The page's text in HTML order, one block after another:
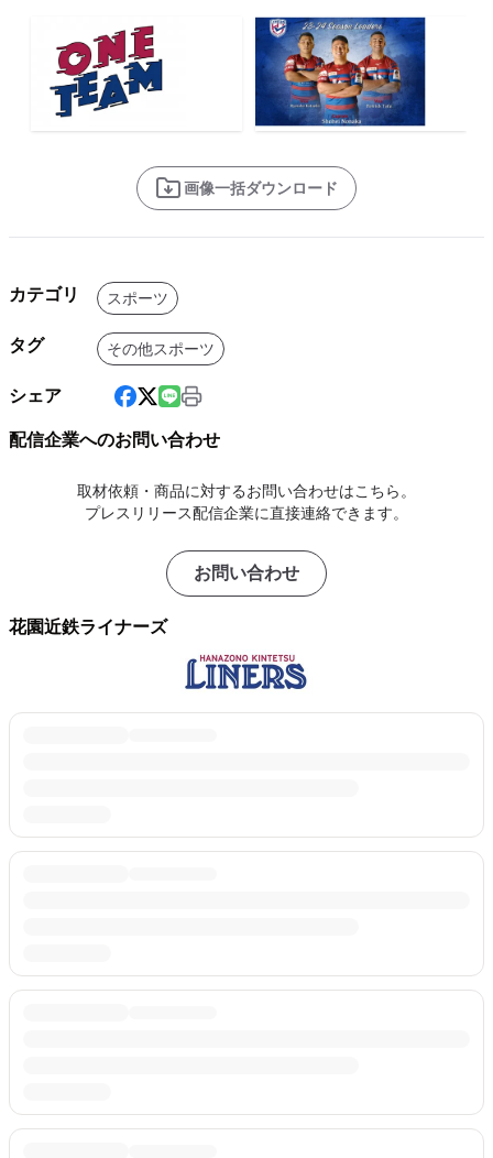
画像一括ダウンロード
カテゴリ スポーツ
タグ その他スポーツ
シェア
配信企業へのお問い合わせ
取材依頼・商品に対するお問い合わせはこちら。
プレスリリース配信企業に直接連絡できます。
お問い合わせ
花園近鉄ライナーズ